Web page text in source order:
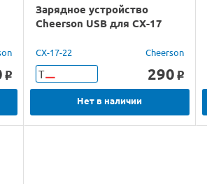
o
Зарядное устройство
Cheerson USB для CX-17
CX-17-22 Cheerson
Т 290 o
Нет в наличии